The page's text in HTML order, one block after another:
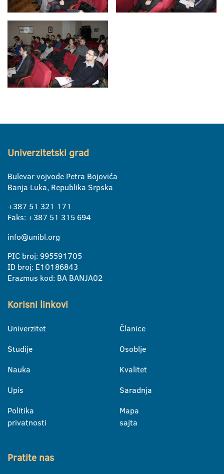
Univerzitetski grad
Bulevar vojvode Petra Bojovića
Banja Luka, Republika Srpska
+387 51 321 171
Faks: +387 51 315 694
info@unibl.org
PIC broj: 995591705
ID broj: E10186843
Erazmus kod: BA BANJA02
Korisni linkovi
Univerzitet
Studije
Nauka
Upis
Politika
privatnosti
Članice
Osoblje
Kvalitet
Saradnja
Mapa
sajta
Pratite nas